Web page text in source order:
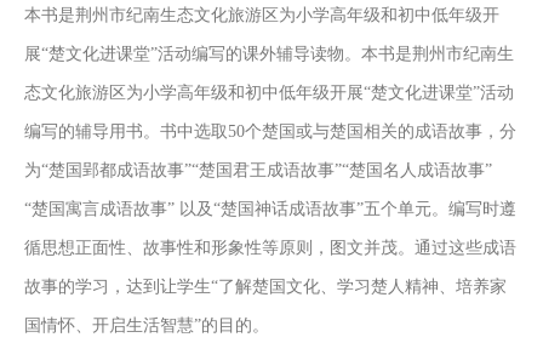
本书是荆州市纪南生态文化旅游区为小学高年级和初中低年级开
展“楚文化进课堂”活动编写的课外辅导读物。本书是荆州市纪南生
态文化旅游区为小学高年级和初中低年级开展“楚文化进课堂”活动
编写的辅导用书。书中选取50个楚国或与楚国相关的成语故事，分
为“楚国郢都成语故事”“楚国君王成语故事”“楚国名人成语故事”
“楚国寓言成语故事” 以及“楚国神话成语故事”五个单元。编写时遵
循思想正面性、故事性和形象性等原则，图文并茂。通过这些成语
故事的学习，达到让学生“了解楚国文化、学习楚人精神、培养家
国情怀、开启生活智慧”的目的。